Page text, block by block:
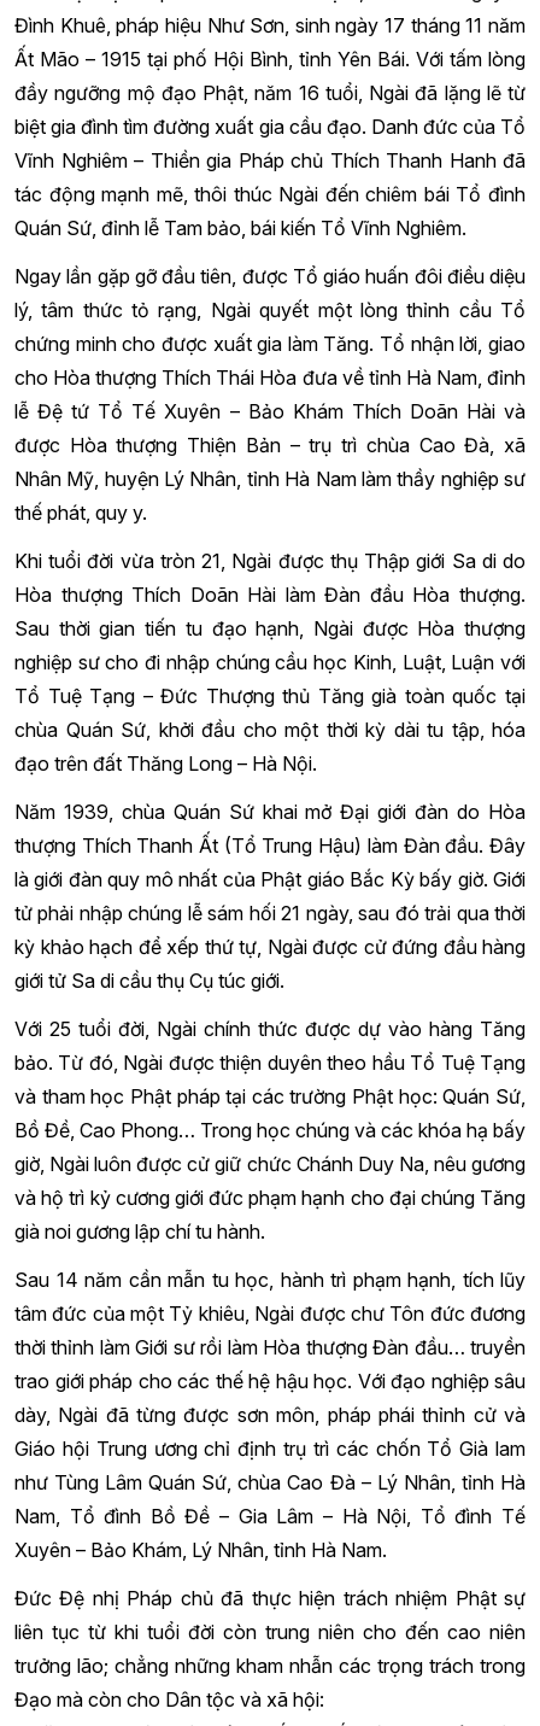
Đình Khuê, pháp hiệu Như Sơn, sinh ngày 17 tháng 11 năm
Ất Mão – 1915 tại phố Hội Bình, tỉnh Yên Bái. Với tấm lòng
đầy ngưỡng mộ đạo Phật, năm 16 tuổi, Ngài đã lặng lẽ từ
biệt gia đình tìm đường xuất gia cầu đạo. Danh đức của Tổ
Vĩnh Nghiêm – Thiền gia Pháp chủ Thích Thanh Hanh đã
tác động mạnh mẽ, thôi thúc Ngài đến chiêm bái Tổ đình
Quán Sứ, đỉnh lễ Tam bảo, bái kiến Tổ Vĩnh Nghiêm.
Ngay lần gặp gỡ đầu tiên, được Tổ giáo huấn đôi điều diệu
lý, tâm thức tỏ rạng, Ngài quyết một lòng thỉnh cầu Tổ
chứng minh cho được xuất gia làm Tăng. Tổ nhận lời, giao
cho Hòa thượng Thích Thái Hòa đưa về tỉnh Hà Nam, đỉnh
lễ Đệ tứ Tổ Tế Xuyên – Bảo Khám Thích Doãn Hài và
được Hòa thượng Thiện Bản – trụ trì chùa Cao Đà, xã
Nhân Mỹ, huyện Lý Nhân, tỉnh Hà Nam làm thầy nghiệp sư
thế phát, quy y.
Khi tuổi đời vừa tròn 21, Ngài được thụ Thập giới Sa di do
Hòa thượng Thích Doãn Hài làm Đàn đầu Hòa thượng.
Sau thời gian tiến tu đạo hạnh, Ngài được Hòa thượng
nghiệp sư cho đi nhập chúng cầu học Kinh, Luật, Luận với
Tổ Tuệ Tạng – Đức Thượng thủ Tăng già toàn quốc tại
chùa Quán Sứ, khởi đầu cho một thời kỳ dài tu tập, hóa
đạo trên đất Thăng Long – Hà Nội.
Năm 1939, chùa Quán Sứ khai mở Đại giới đàn do Hòa
thượng Thích Thanh Ất (Tổ Trung Hậu) làm Đàn đầu. Đây
là giới đàn quy mô nhất của Phật giáo Bắc Kỳ bấy giờ. Giới
tử phải nhập chúng lễ sám hối 21 ngày, sau đó trải qua thời
kỳ khảo hạch để xếp thứ tự, Ngài được cử đứng đầu hàng
giới tử Sa di cầu thụ Cụ túc giới.
Với 25 tuổi đời, Ngài chính thức được dự vào hàng Tăng
bảo. Từ đó, Ngài được thiện duyên theo hầu Tổ Tuệ Tạng
và tham học Phật pháp tại các trường Phật học: Quán Sứ,
Bồ Đề, Cao Phong… Trong học chúng và các khóa hạ bấy
giờ, Ngài luôn được cử giữ chức Chánh Duy Na, nêu gương
và hộ trì kỷ cương giới đức phạm hạnh cho đại chúng Tăng
già noi gương lập chí tu hành.
Sau 14 năm cần mẫn tu học, hành trì phạm hạnh, tích lũy
tâm đức của một Tỷ khiêu, Ngài được chư Tôn đức đương
thời thỉnh làm Giới sư rồi làm Hòa thượng Đàn đầu… truyền
trao giới pháp cho các thế hệ hậu học. Với đạo nghiệp sâu
dày, Ngài đã từng được sơn môn, pháp phái thỉnh cử và
Giáo hội Trung ương chỉ định trụ trì các chốn Tổ Già lam
như Tùng Lâm Quán Sứ, chùa Cao Đà – Lý Nhân, tỉnh Hà
Nam, Tổ đình Bồ Đề – Gia Lâm – Hà Nội, Tổ đình Tế
Xuyên – Bảo Khám, Lý Nhân, tỉnh Hà Nam.
Đức Đệ nhị Pháp chủ đã thực hiện trách nhiệm Phật sự
liên tục từ khi tuổi đời còn trung niên cho đến cao niên
trưởng lão; chẳng những kham nhẫn các trọng trách trong
Đạo mà còn cho Dân tộc và xã hội: